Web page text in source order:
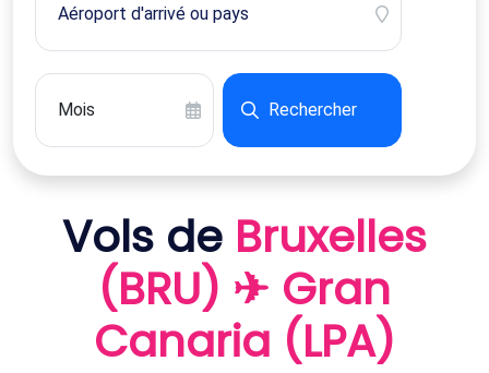
Rechercher
Vols de Bruxelles
(BRU) ✈ Gran
Canaria (LPA)